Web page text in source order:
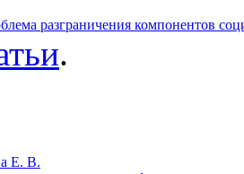
разграничения компонентов
.
Е. В.